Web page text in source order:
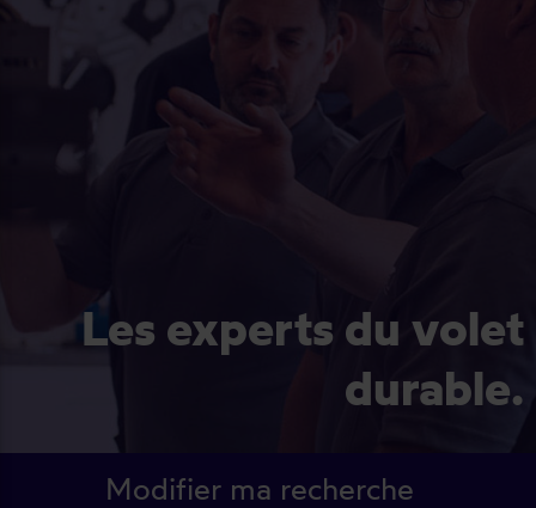
Les experts du volet
durable.
Modifier ma recherche